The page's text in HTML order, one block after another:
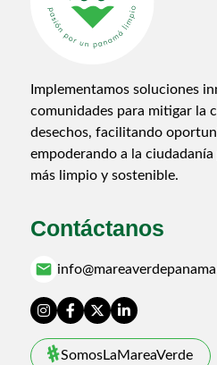
Implementamos soluciones
comunidades para mitigar la
desechos, facilitando
empoderando a la
más limpio y sostenible.
Contáctanos
email
SomosLaMareaVerde